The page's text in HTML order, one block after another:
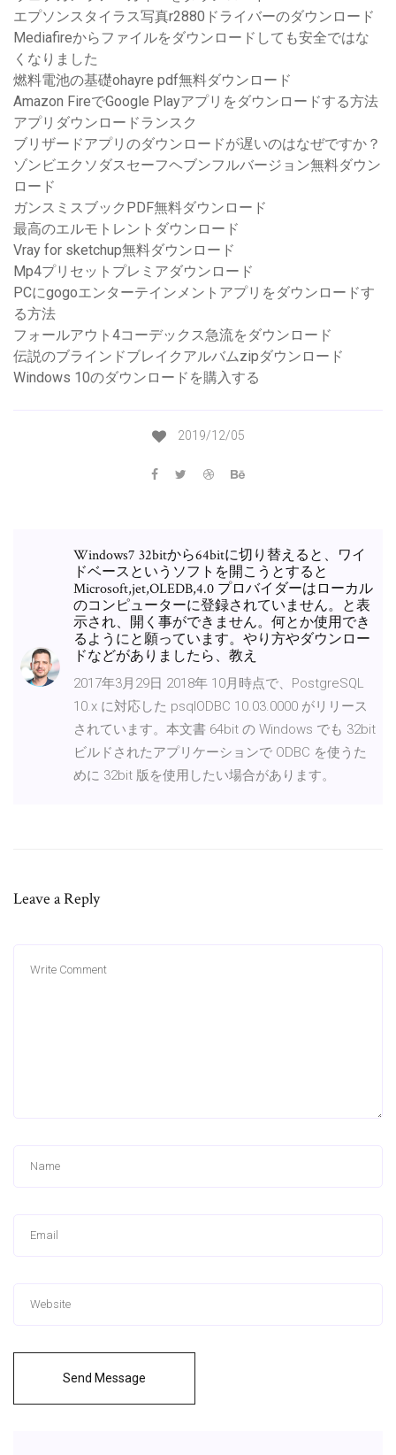
エプソンスタイラス写真r2880ドライバーのダウンロード
Mediafireからファイルをダウンロードしても安全ではな
くなりました
燃料電池の基礎ohayre pdf無料ダウンロード
Amazon FireでGoogle Playアプリをダウンロードする方法
アプリダウンロードランスク
ブリザードアプリのダウンロードが遅いのはなぜですか？
ゾンビエクソダスセーフヘブンフルバージョン無料ダウン
ロード
ガンスミスブックPDF無料ダウンロード
最高のエルモトレントダウンロード
Vray for sketchup無料ダウンロード
Mp4プリセットプレミアダウンロード
PCにgogoエンターテインメントアプリをダウンロードす
る方法
フォールアウト4コーデックス急流をダウンロード
伝説のブラインドブレイクアルバムzipダウンロード
Windows 10のダウンロードを購入する
2019/12/05
Windows7 32bitから64bitに切り替えると、ワイ
ドベースというソフトを開こうとすると
Microsoft,jet,OLEDB,4.0 プロバイダーはローカル
のコンピューターに登録されていません。と表
示され、開く事ができません。何とか使用でき
るようにと願っています。やり方やダウンロー
ドなどがありましたら、教え
2017年3月29日 2018年 10月時点で、PostgreSQL
10.x に対応した psqlODBC 10.03.0000 がリリース
されています。本文書 64bit の Windows でも 32bit
ビルドされたアプリケーションで ODBC を使うた
めに 32bit 版を使用したい場合があります。
Leave a Reply
Send Message